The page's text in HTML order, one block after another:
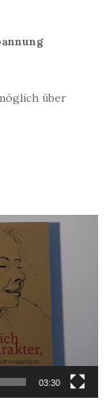
über
03:30